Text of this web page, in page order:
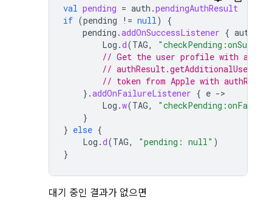
val pending = auth .pendingAuthResult
if (pending != null)
{
pending .addOnSuccessListener {
Log .d(TAG,
// Get the user profile with
//
// token from Apple with
}.addOnFailureListener { e -
Log .w(TAG,
}
} else {
Log .d(TAG, "pending: null" )
}
대기 중인 결과가 없으면